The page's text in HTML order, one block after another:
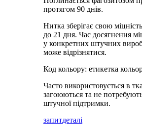
протягом 90 днів.
Нитка зберігає свою
до 21 дня. Час досягнення
у конкретних штучних
може відрізнятися.
Код кольору: етикетка
Часто використовується в
загоюються та не
штучної підтримки.
запитдеталі